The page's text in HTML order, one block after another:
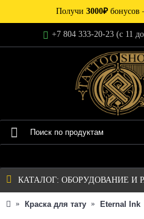
Получи 3000₽
+7 804 333-20-23 (c 11
КАТАЛОГ: ОБОРУДОВАНИЕ И
Краска для тату Eternal Ink